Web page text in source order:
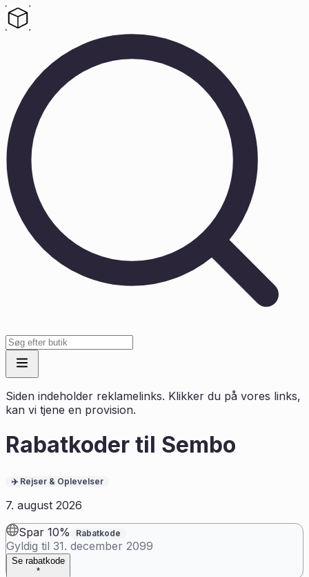
Siden indeholder reklamelinks. Klikker du på vores links,
kan vi tjene en provision.
Rabatkoder til Sembo
✈️ Rejser & Oplevelser
7. august 2026
Spar 10%
Rabatkode
Gyldig til 31. december 2099
Se rabatkode
*